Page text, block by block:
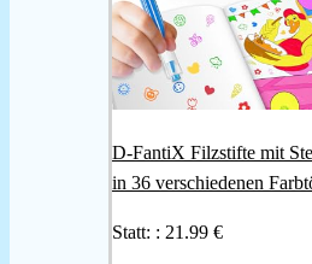
D-FantiX Filzstifte mit
in 36 verschiedenen
Statt: : 21.99 €